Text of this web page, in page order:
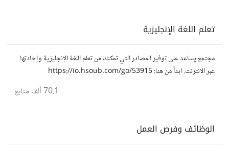
تعلم اللغة الإنجليزية
مجتمع يساعد على توفير المصادر التي تمكنك من تعلم اللغة الإنجليزية وإجادتها
عبر الانترنت. ابدأ من هنا: https://io.hsoub.com/go/53915
70.1 ألف متابع
الوظائف وفرص العمل